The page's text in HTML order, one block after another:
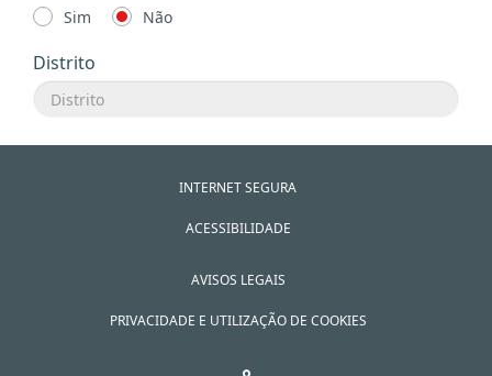
Sim Não
Distrito
INTERNET SEGURA
ACESSIBILIDADE
AVISOS LEGAIS
PRIVACIDADE E UTILIZAÇÃO DE COOKIES